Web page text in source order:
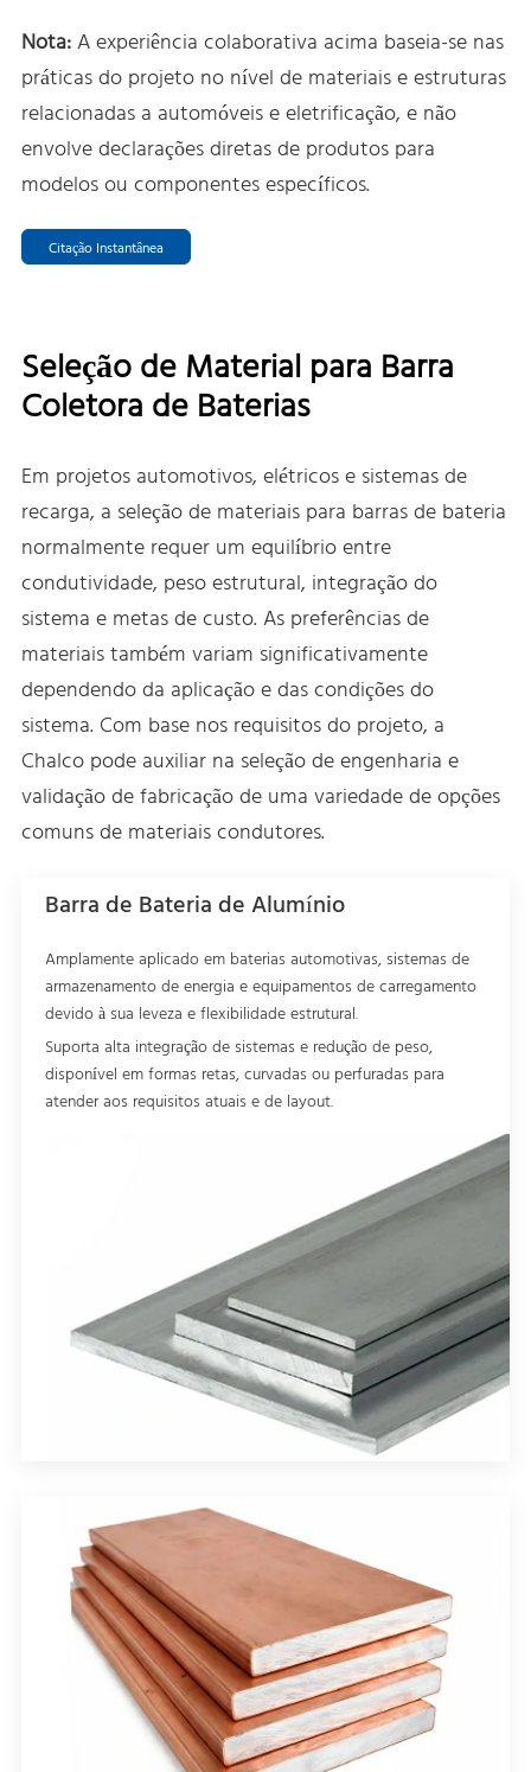
Nota:A experiência colaborativa acima baseia-se nas
práticas do projeto no nível de materiais e estruturas
relacionadas a automóveis e eletrificação, e não
envolve declarações diretas de produtos para
modelos ou componentes específicos.
Citação Instantânea
Seleção de Material para Barra
Coletora de Baterias
Em projetos automotivos, elétricos e sistemas de
recarga, a seleção de materiais para barras de bateria
normalmente requer um equilíbrio entre
condutividade, peso estrutural, integração do
sistema e metas de custo. As preferências de
materiais também variam significativamente
dependendo da aplicação e das condições do
sistema. Com base nos requisitos do projeto, a
Chalco pode auxiliar na seleção de engenharia e
validação de fabricação de uma variedade de opções
comuns de materiais condutores.
Barra de Bateria de Alumínio
Amplamente aplicado em baterias automotivas, sistemas de
armazenamento de energia e equipamentos de carregamento
devido à sua leveza e flexibilidade estrutural.
Suporta alta integração de sistemas e redução de peso,
disponível em formas retas, curvadas ou perfuradas para
atender aos requisitos atuais e de layout.